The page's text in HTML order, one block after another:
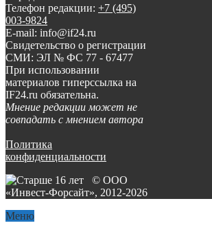
Телефон редакции: +7 (495)
003-9824
E-mail: info@if24.ru
Свидетельство о регистрации
СМИ: ЭЛ № ФС 77 - 67477
При использовании
материалов гиперссылка на
IF24.ru обязательна.
Мнение редакции может не
совпадать с мнением автора
Политика
конфиденциальности
© ООО
«Инвест-Форсайт», 2012-2026
Меню